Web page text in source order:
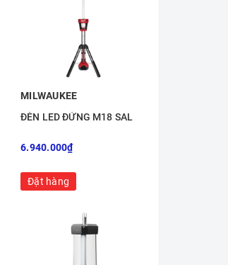
MILWAUKEE
ĐÈN LED ĐỨNG M18 SAL
6.940.000₫
Đặt hàng